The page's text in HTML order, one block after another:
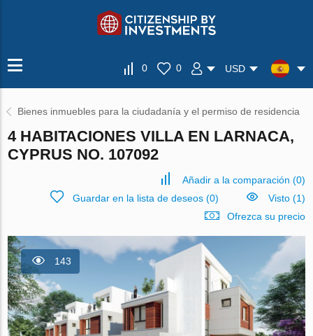
0 0 USD
Bienes inmuebles para la ciudadanía y el permiso de residencia
4 HABITACIONES VILLA EN LARNACA,
CYPRUS NO. 107092
Añadir a la comparación (0)
Guardar en la lista de deseos(0)
Visto (1)
Ofrezca su precio
143